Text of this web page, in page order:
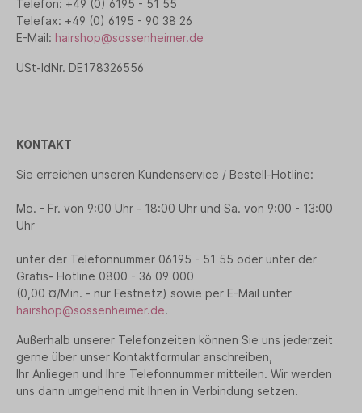
Telefon: +49 (0) 6195 - 51 55
Telefax: +49 (0) 6195 - 90 38 26
E-Mail: hairshop@sossenheimer.de
USt-IdNr. DE178326556
KONTAKT
Sie erreichen unseren Kundenservice / Bestell-Hotline:
Mo. - Fr. von 9:00 Uhr - 18:00 Uhr und Sa. von 9:00 - 13:00
Uhr
unter der Telefonnummer 06195 - 51 55 oder unter der
Gratis- Hotline 0800 - 36 09 000
(0,00 ¤/Min. - nur Festnetz) sowie per E-Mail unter
hairshop@sossenheimer.de.
Außerhalb unserer Telefonzeiten können Sie uns jederzeit
gerne über unser Kontaktformular anschreiben,
Ihr Anliegen und Ihre Telefonnummer mitteilen. Wir werden
uns dann umgehend mit Ihnen in Verbindung setzen.